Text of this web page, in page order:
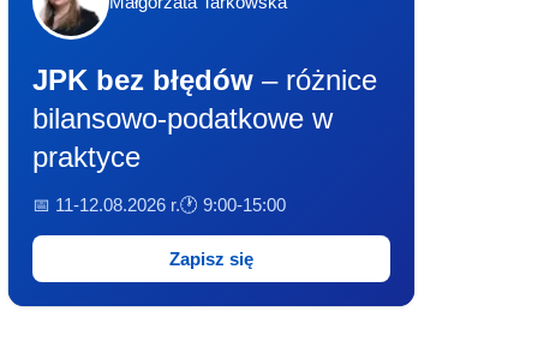
JPK bez błędów – różnice
bilansowo-podatkowe w
praktyce
📅 11-12.08.2026 r.🕐 9:00-15:00
Zapisz się